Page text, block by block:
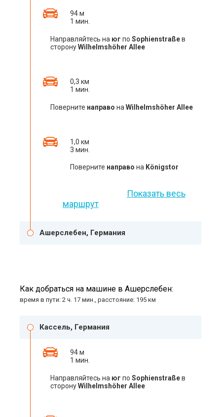
94 м
1 мин.
Направляйтесь на юг по Sophienstraßeв
сторонуWilhelmshöher Allee
0,3 км
1 мин.
Поверните направо на Wilhelmshöher Allee
1,0 км
3 мин.
Поверните направо на Königstor
Показать весь
маршрут
Ашерслебен, Германия
Как добраться на машине в Ашерслебен:
время в пути: 2 ч. 17 мин., расстояние: 195 км
Кассель, Германия
94 м
1 мин.
Направляйтесь на юг по Sophienstraßeв
сторонуWilhelmshöher Allee